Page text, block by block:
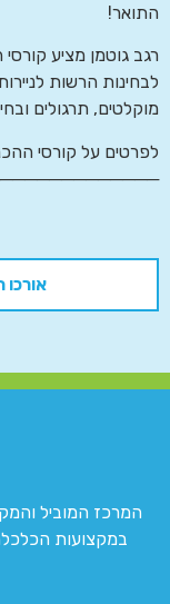
התואר!
רגב גוטמן מציע
לבחינות הרשות
מוקלטים, תרגולים
לפרטים על קורסי
אורכו
במקצועות